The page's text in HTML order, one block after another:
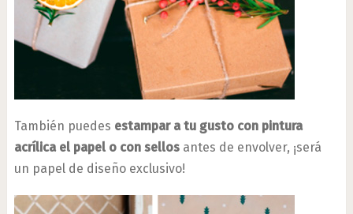
También puedes estampar a tu gusto con pintura
acrílica el papel o con sellosantes de envolver, ¡será
un papel de diseño exclusivo!